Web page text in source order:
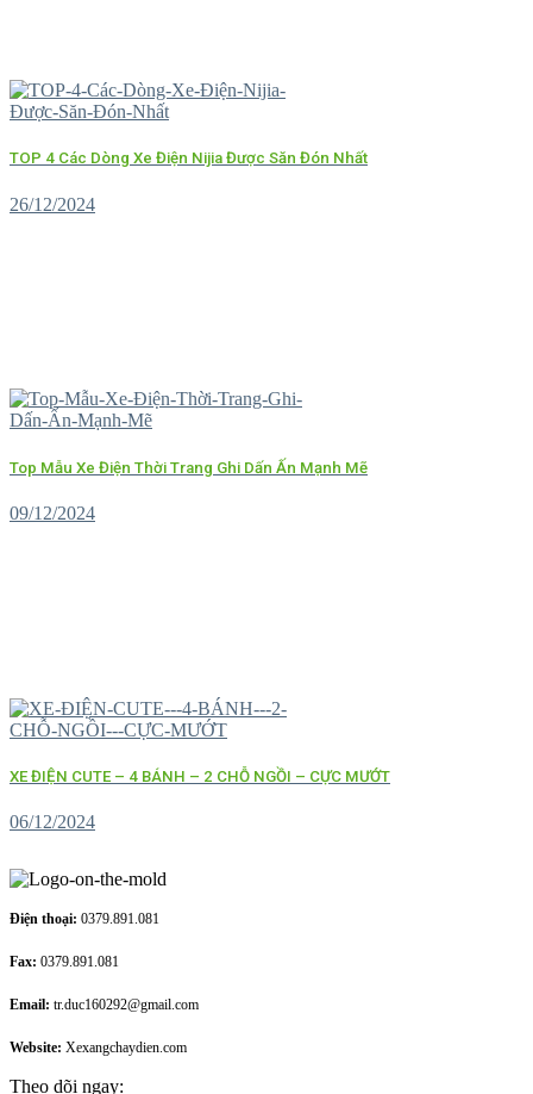
TOP 4 Các Dòng Xe Điện Nijia Được Săn Đón Nhất
26/12/2024
Top Mẫu Xe Điện Thời Trang Ghi Dấn Ấn Mạnh Mẽ
09/12/2024
XE ĐIỆN CUTE – 4 BÁNH – 2 CHỖ NGỒI – CỰC MƯỚT
06/12/2024
Điện thoại: 0379.891.081
Fax: 0379.891.081
Email: tr.duc160292@gmail.com
Website: Xexangchaydien.com
Theo dõi ngay: